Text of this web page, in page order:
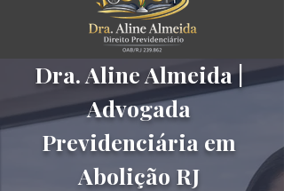
Dra. Aline Almeida |
Advogada
Previdenciária em
Abolição RJ